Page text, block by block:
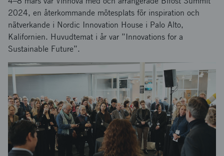
2024, en återkommande mötesplats för inspiration och
nätverkande i Nordic Innovation House i Palo Alto,
Kalifornien. Huvudtemat i år var ”Innovations for a
Sustainable Future”.